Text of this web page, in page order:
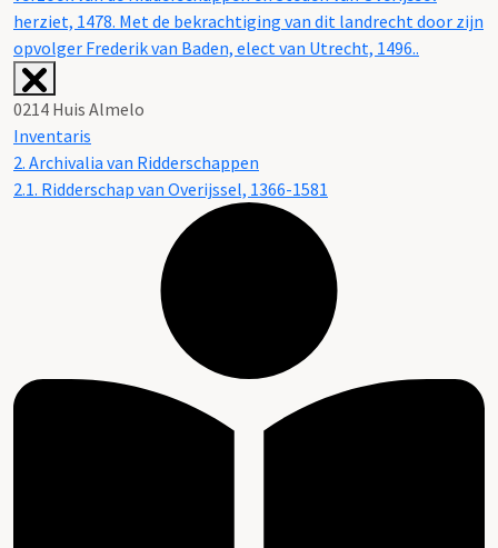
herziet, 1478. Met de bekrachtiging van dit landrecht door zijn
opvolger Frederik van Baden, elect van Utrecht, 1496..
0214 Huis Almelo
Inventaris
2. Archivalia van Ridderschappen
2.1. Ridderschap van Overijssel, 1366-1581